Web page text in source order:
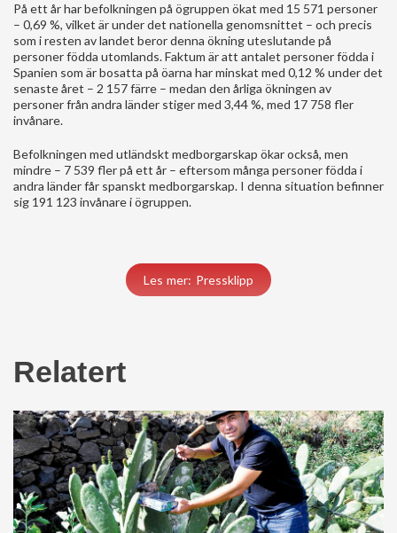
På ett år har befolkningen på ögruppen ökat med 15 571 personer
– 0,69 %, vilket är under det nationella genomsnittet – och precis
som i resten av landet beror denna ökning uteslutande på
personer födda utomlands. Faktum är att antalet personer födda i
Spanien som är bosatta på öarna har minskat med 0,12 % under det
senaste året – 2 157 färre – medan den årliga ökningen av
personer från andra länder stiger med 3,44 %, med 17 758 fler
invånare.
Befolkningen med utländskt medborgarskap ökar också, men
mindre – 7 539 fler på ett år – eftersom många personer födda i
andra länder får spanskt medborgarskap. I denna situation befinner
sig 191 123 invånare i ögruppen.
Les mer: Pressklipp
Relatert